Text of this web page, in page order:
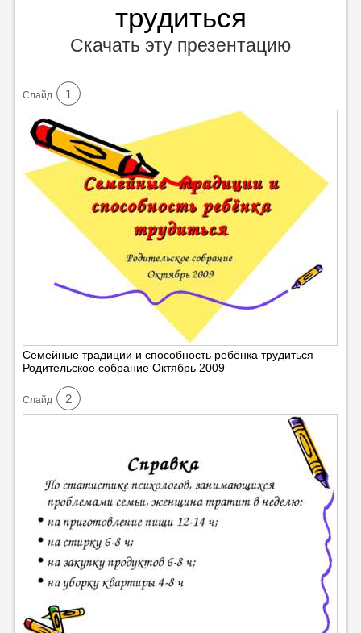
трудиться
Скачать эту презентацию
Cлайд 1
Семейные традиции и способность ребёнка трудиться
Родительское собрание Октябрь 2009
Cлайд 2